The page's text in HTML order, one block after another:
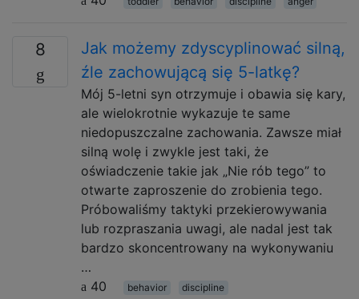
8
Jak możemy zdyscyplinować silną,
źle zachowującą się 5-latkę?
Mój 5-letni syn otrzymuje i obawia się kary,
ale wielokrotnie wykazuje te same
niedopuszczalne zachowania. Zawsze miał
silną wolę i zwykle jest taki, że
oświadczenie takie jak „Nie rób tego” to
otwarte zaproszenie do zrobienia tego.
Próbowaliśmy taktyki przekierowywania
lub rozpraszania uwagi, ale nadal jest tak
bardzo skoncentrowany na wykonywaniu
…
40
behavior discipline